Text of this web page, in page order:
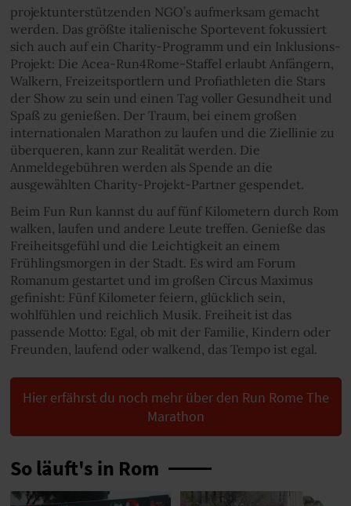
projektunterstützenden NGO’s aufmerksam gemacht
werden. Das größte italienische Sportevent fokussiert
sich auch auf ein Charity-Programm und ein Inklusions-
Projekt: Die Acea-Run4Rome-Staffel erlaubt Anfängern,
Walkern, Freizeitsportlern und Profiathleten die Stars
der Show zu sein und einen Tag voller Gesundheit und
Spaß zu genießen. Der Traum, bei einem großen
internationalen Marathon zu laufen und die Ziellinie zu
überqueren, kann zur Realität werden. Die
Anmeldegebühren werden als Spende an die
ausgewählten Charity-Projekt-Partner gespendet.
Beim Fun Run kannst du auf fünf Kilometern durch Rom
walken, laufen und andere Leute treffen. Genieße das
Freiheitsgefühl und die Leichtigkeit an einem
Frühlingsmorgen in der Stadt. Es wird am Forum
Romanum gestartet und im großen Circus Maximus
gefinisht: Fünf Kilometer feiern, glücklich sein,
wohlfühlen und reichlich Musik. Freiheit ist das
passende Motto: Egal, ob mit der Familie, Kindern oder
Freunden, laufend oder walkend, das Tempo ist egal.
Hier erfährst du noch mehr über den Run Rome The
Marathon
So läuft's in Rom